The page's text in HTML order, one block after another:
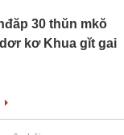
30 thŭn mkŏ
kơ Khua gĭt gai